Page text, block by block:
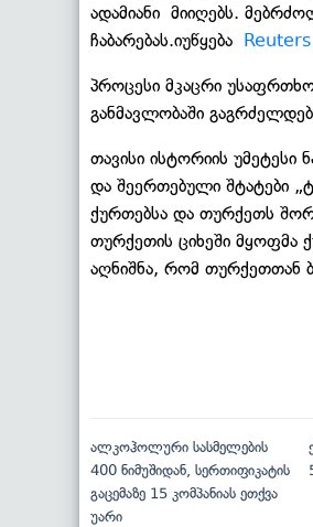
ადამიანი მიიღებს.
ჩაბარებას.იუწყება Reuters
პროცესი მკაცრი
განმავლობაში
თავისი ისტორიის უმეტესი
და შეერთებული შტატები
ქურთებსა და თურქეთს
თურქეთის ციხეში მყოფმა
აღნიშნა, რომ
ალკოჰოლური სასმელების
400 ნიმუშიდან, სერთიფიკატის
გაცემაზე 15 კომპანიას ეთქვა
უარი